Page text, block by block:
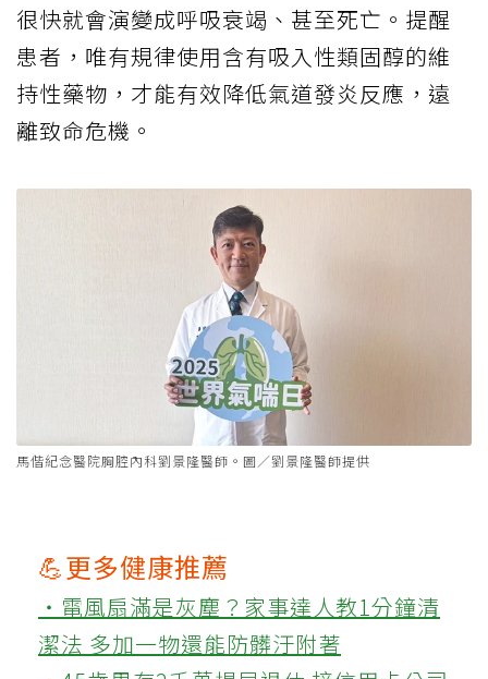
很快就會演變成呼吸衰竭、甚至死亡。提醒
患者，唯有規律使用含有吸入性類固醇的維
持性藥物，才能有效降低氣道發炎反應，遠
離致命危機。
馬偕紀念醫院胸腔內科劉景隆醫師。圖／劉景隆醫師提供
💪更多健康推薦
‧電風扇滿是灰塵？家事達人教1分鐘清
潔法 多加一物還能防髒汙附著